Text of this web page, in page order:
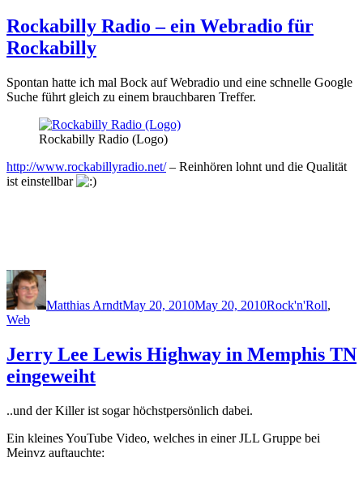
Rockabilly Radio – ein Webradio für
Rockabilly
Spontan hatte ich mal Bock auf Webradio und eine schnelle Google
Suche führt gleich zu einem brauchbaren Treffer.
Rockabilly Radio (Logo)
http://www.rockabillyradio.net/– Reinhören lohnt und die Qualität
ist einstellbar
Author
Matthias ArndtMay 20, 2010May 20, 2010Rock'n'Roll,
Web
Jerry Lee Lewis Highway in Memphis TN
eingeweiht
..und der Killer ist sogar höchstpersönlich dabei.
Ein kleines YouTube Video, welches in einer JLL Gruppe bei
Meinvz auftauchte: